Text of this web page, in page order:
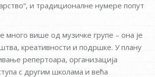
и традиционалне нумере попут
много више од музичке групе – она је
креативности и подршке. У плану
репертоара, организација
с другим школама и већа